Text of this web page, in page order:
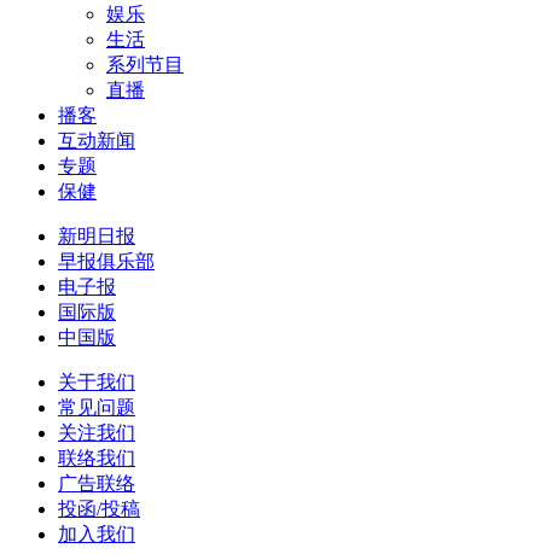
娱乐
生活
系列节目
直播
播客
互动新闻
专题
保健
新明日报
早报俱乐部
电子报
国际版
中国版
关于我们
常见问题
关注我们
联络我们
广告联络
投函/投稿
加入我们